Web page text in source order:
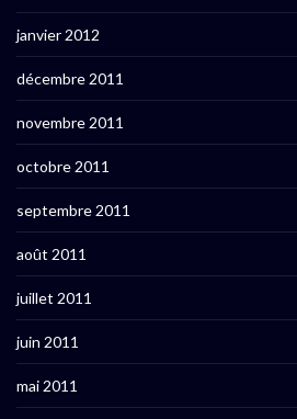
janvier 2012
décembre 2011
novembre 2011
octobre 2011
septembre 2011
août 2011
juillet 2011
juin 2011
mai 2011